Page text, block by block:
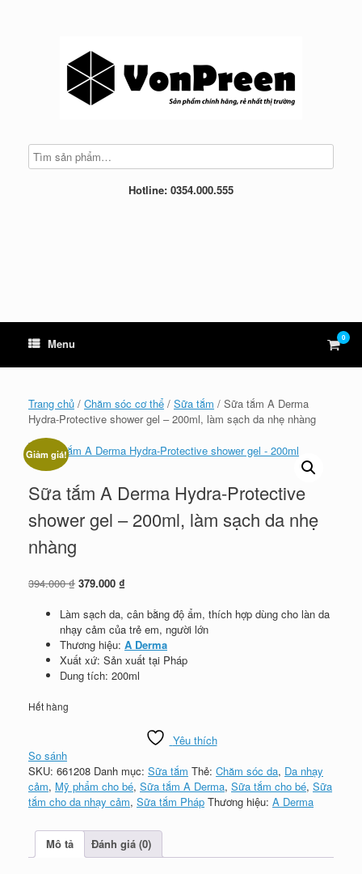
Hotline: 0354.000.555
Menu View
cart
0
Trang chủ / Chăm sóc cơ thể / Sữa tắm / Sữa tắm A Derma
Hydra-Protective shower gel – 200ml, làm sạch da nhẹ nhàng
Giảm giá!
Sữa tắm A Derma Hydra-Protective
shower gel – 200ml, làm sạch da nhẹ
nhàng
394.000₫ Giá
là:
394.000 ₫.
379.000 ₫
tại
là:
379.000 ₫.
Làm sạch da, cân bằng độ ẩm, thích hợp dùng cho làn da
nhạy cảm của trẻ em, người lớn
Thương hiệu: A Derma
Xuất xứ: Sản xuất tại Pháp
Dung tích: 200ml
Hết hàng
Yêu thích
So sánh
SKU: 661208 Danh mục: Sữa tắm Thẻ: Chăm sóc da, Da nhạy
cảm, Mỹ phẩm cho bé, Sữa tắm A Derma, Sữa tắm cho bé, Sữa
tắm cho da nhạy cảm, Sữa tắm Pháp Thương hiệu: A Derma
Mô tả Đánh giá (0)